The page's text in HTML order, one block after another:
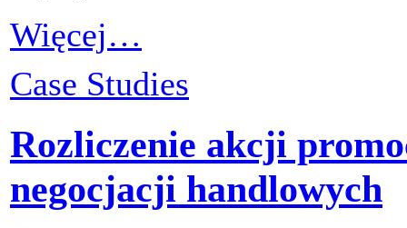
Więcej…
Case Studies
Rozliczenie akcji
negocjacji handlowych